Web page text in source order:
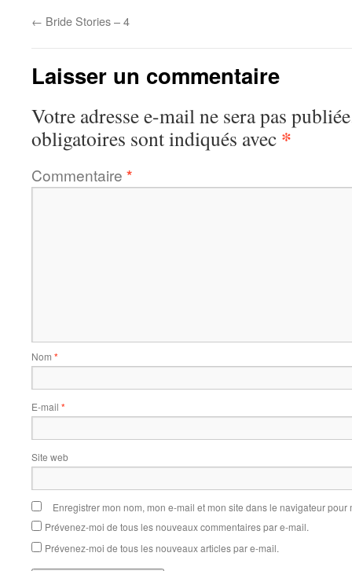
← Bride Stories – 4
Laisser un commentaire
Votre adresse e-mail ne sera pas
obligatoires sont indiqués avec *
Commentaire *
Nom *
E-mail *
Site web
Enregistrer mon nom, mon e-mail et mon site dans le navigateur
Prévenez-moi de tous les nouveaux commentaires par e-mail.
Prévenez-moi de tous les nouveaux articles par e-mail.